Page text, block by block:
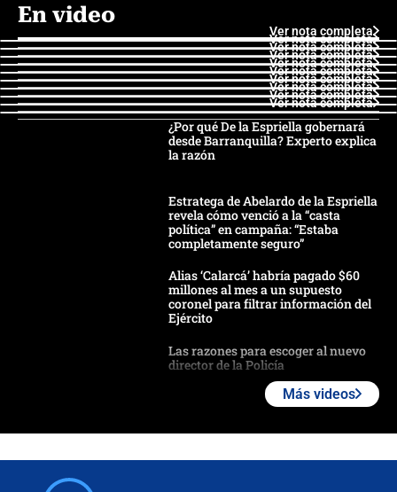
En video
Ver nota completa
Ver nota completa
Ver nota completa
Ver nota completa
Ver nota completa
Ver nota completa
Ver nota completa
Ver nota completa
Ver nota completa
Ver nota completa
¿Por qué De la Espriella gobernará
desde Barranquilla? Experto explica
la razón
Estratega de Abelardo de la Espriella
revela cómo venció a la “casta
política” en campaña: “Estaba
completamente seguro”
Alias ‘Calarcá’ habría pagado $60
millones al mes a un supuesto
coronel para filtrar información del
Ejército
Las razones para escoger al nuevo
director de la Policía
futuro les espera a las cabalgatas en
Más videos